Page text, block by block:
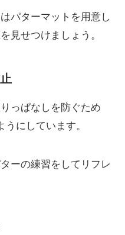
パターマットを用意し
見せつけましょう。
っぱなしを防ぐため
にしています。
ーの練習をしてリフレ